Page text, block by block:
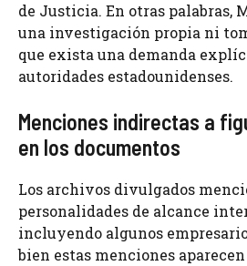
de Justicia. En otras palabras,
una investigación propia ni
que exista una demanda
autoridades estadounidenses.
Menciones indirectas a
en los documentos
Los archivos divulgados
personalidades de alcance
incluyendo algunos
bien estas menciones